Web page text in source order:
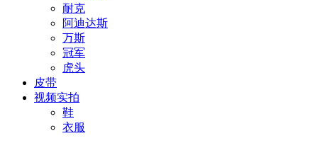
耐克
阿迪达斯
万斯
冠军
虎头
皮带
视频实拍
鞋
衣服